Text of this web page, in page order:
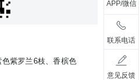
紫罗兰6枝、香槟色
APP/微信
联系电话
意见反馈